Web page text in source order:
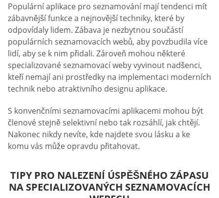
Populární aplikace pro seznamování mají tendenci mít
zábavnější funkce a nejnovější techniky, které by
odpovídaly lidem. Zábava je nezbytnou součástí
populárních seznamovacích webů, aby povzbudila více
lidí, aby se k nim přidali. Zároveň mohou některé
specializované seznamovací weby vyvinout nadšenci,
kteří nemají ani prostředky na implementaci moderních
technik nebo atraktivního designu aplikace.
S konvenčními seznamovacími aplikacemi mohou být
členové stejně selektivní nebo tak rozsáhlí, jak chtějí.
Nakonec nikdy nevíte, kde najdete svou lásku a ke
komu vás může opravdu přitahovat.
TIPY PRO NALEZENÍ ÚSPĚŠNÉHO ZÁPASU
NA SPECIALIZOVANÝCH SEZNAMOVACÍCH